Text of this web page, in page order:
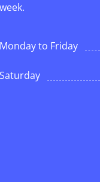
week.
Monday to Friday
Saturday